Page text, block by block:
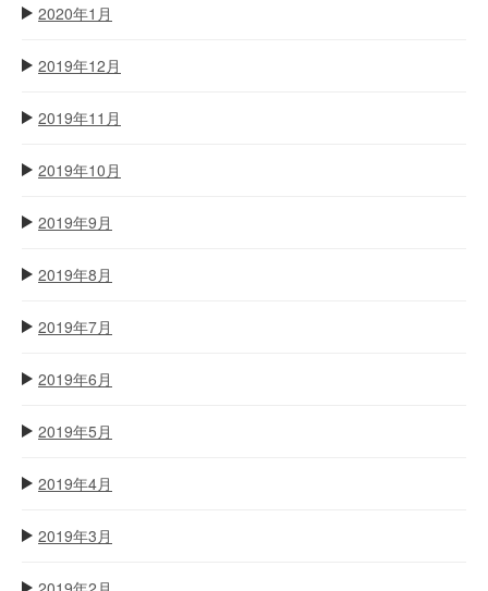
2020年1月
2019年12月
2019年11月
2019年10月
2019年9月
2019年8月
2019年7月
2019年6月
2019年5月
2019年4月
2019年3月